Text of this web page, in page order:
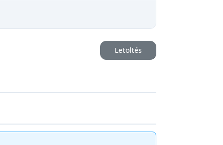
Letöltés